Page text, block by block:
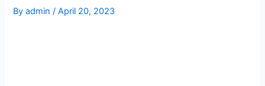
Byadmin/April 20, 2023